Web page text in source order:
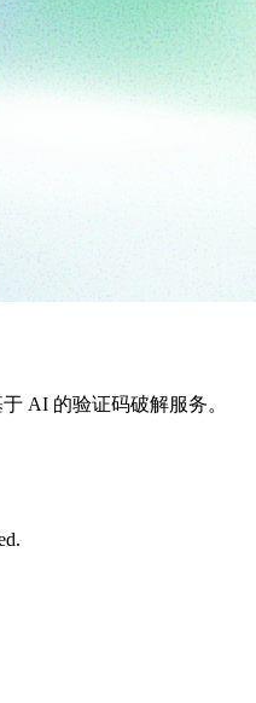
AI 的验证码破解服务。